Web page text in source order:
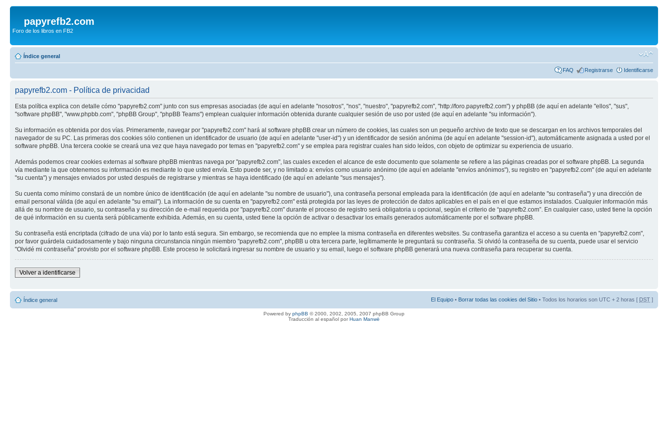
papyrefb2.com
Foro de los libros en FB2
Índice general
FAQ Registrarse Identificarse
papyrefb2.com - Política de privacidad
Esta política explica con detalle cómo "papyrefb2.com" junto con sus empresas asociadas (de aquí en adelante "nosotros", "nos", "nuestro", "papyrefb2.com", "http://foro.papyrefb2.com") y phpBB (de aquí en adelante "ellos", "sus",
"software phpBB", "www.phpbb.com", "phpBB Group", "phpBB Teams") emplean cualquier información obtenida durante cualquier sesión de uso por usted (de aquí en adelante "su información").
Su información es obtenida por dos vías. Primeramente, navegar por "papyrefb2.com" hará al software phpBB crear un número de cookies, las cuales son un pequeño archivo de texto que se descargan en los archivos temporales del
navegador de su PC. Las primeras dos cookies sólo contienen un identificador de usuario (de aquí en adelante "user-id") y un identificador de sesión anónima (de aquí en adelante "session-id"), automáticamente asignada a usted por el
software phpBB. Una tercera cookie se creará una vez que haya navegado por temas en "papyrefb2.com" y se emplea para registrar cuales han sido leídos, con objeto de optimizar su experiencia de usuario.
Además podemos crear cookies externas al software phpBB mientras navega por "papyrefb2.com", las cuales exceden el alcance de este documento que solamente se refiere a las páginas creadas por el software phpBB. La segunda
vía mediante la que obtenemos su información es mediante lo que usted envía. Esto puede ser, y no limitado a: envíos como usuario anónimo (de aquí en adelante "envíos anónimos"), su registro en "papyrefb2.com" (de aquí en adelante
"su cuenta") y mensajes enviados por usted después de registrarse y mientras se haya identificado (de aquí en adelante "sus mensajes").
Su cuenta como mínimo constará de un nombre único de identificación (de aquí en adelante "su nombre de usuario"), una contraseña personal empleada para la identificación (de aquí en adelante "su contraseña") y una dirección de
email personal válida (de aquí en adelante "su email"). La información de su cuenta en "papyrefb2.com" está protegida por las leyes de protección de datos aplicables en el país en el que estamos instalados. Cualquier información más
allá de su nombre de usuario, su contraseña y su dirección de e-mail requerida por "papyrefb2.com" durante el proceso de registro será obligatoria u opcional, según el criterio de “papyrefb2.com”. En cualquier caso, usted tiene la opción
de qué información en su cuenta será públicamente exhibida. Además, en su cuenta, usted tiene la opción de activar o desactivar los emails generados automáticamente por el software phpBB.
Su contraseña está encriptada (cifrado de una vía) por lo tanto está segura. Sin embargo, se recomienda que no emplee la misma contraseña en diferentes websites. Su contraseña garantiza el acceso a su cuenta en "papyrefb2.com",
por favor guárdela cuidadosamente y bajo ninguna circunstancia ningún miembro "papyrefb2.com", phpBB u otra tercera parte, legítimamente le preguntará su contraseña. Si olvidó la contraseña de su cuenta, puede usar el servicio
"Olvidé mi contraseña" provisto por el software phpBB. Este proceso le solicitará ingresar su nombre de usuario y su email, luego el software phpBB generará una nueva contraseña para recuperar su cuenta.
Volver a identificarse
Índice general El Equipo • Borrar todas las cookies del Sitio • Todos los horarios son UTC + 2 horas [ DST ]
Powered by phpBB © 2000, 2002, 2005, 2007 phpBB Group
Traducción al español porHuan Manwë